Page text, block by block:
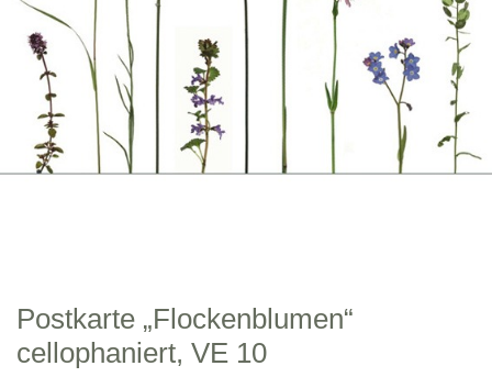
Postkarte „Flockenblumen“
cellophaniert, VE 10